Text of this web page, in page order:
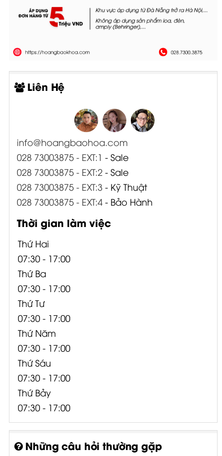
Liên Hệ
info@hoangbaohoa.com
028 73003875 - EXT:1 - Sale
028 73003875 - EXT:2- Sale
028 73003875 - EXT:3 - Kỹ Thuật
028 73003875 - EXT:4- Bảo Hành
Thời gian làm việc
Thứ Hai
07:30 - 17:00
Thứ Ba
07:30 - 17:00
Thứ Tư
07:30 - 17:00
Thứ Năm
07:30 - 17:00
Thứ Sáu
07:30 - 17:00
Thứ Bảy
07:30 - 17:00
Những câu hỏi thường gặp